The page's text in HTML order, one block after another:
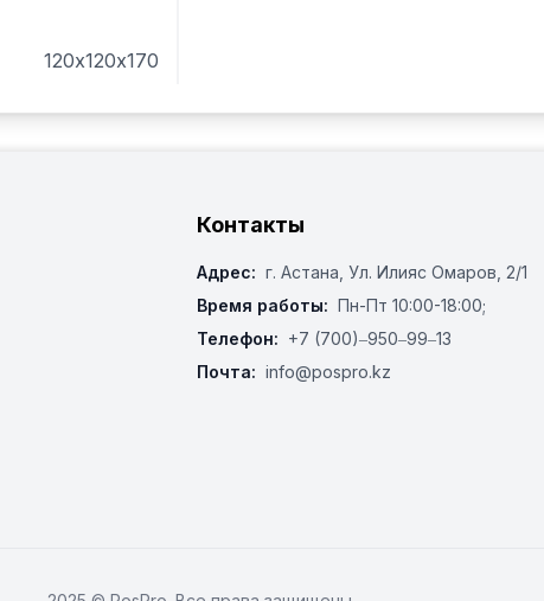
120х120х170
Контакты
Адрес: г. Астана, ​Ул. Илияс Омаров, 2/1
Время работы: Пн-Пт 10:00-18:00;
Телефон: +7 (700)‒950‒99‒13
Почта: info@pospro.kz